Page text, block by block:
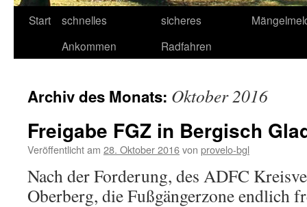
Start
schnelles
Ankommen
sicheres
Radfahren
Archiv des Monats: Oktober 2016
Freigabe FGZ in Bergisch
Veröffentlicht am 28. Oktober 2016von provelo-bgl
Nach der Forderung, des ADFC
Oberberg, die Fußgängerzone endlich